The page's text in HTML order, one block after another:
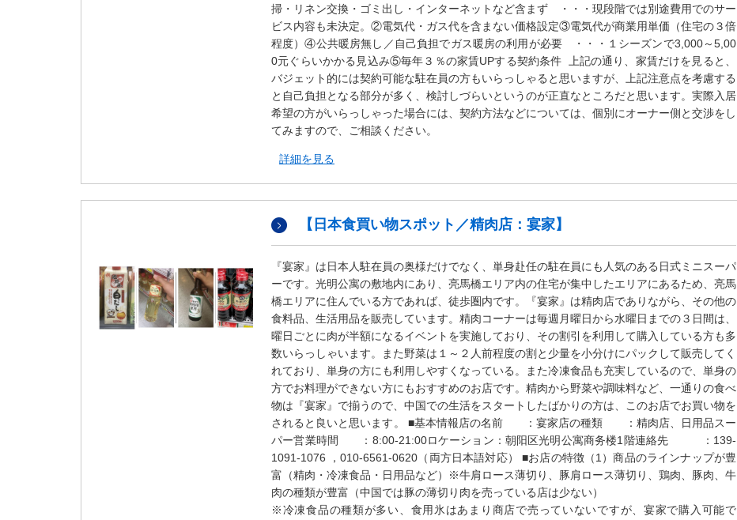
掃・リネン交換・ゴミ出し・インターネットなど含まず ・・・現段階では別途費用でのサー
ビス内容も未決定。②電気代・ガス代を含まない価格設定③電気代が商業用単価（住宅の３倍
程度）④公共暖房無し／自己負担でガス暖房の利用が必要 ・・・１シーズンで3,000～5,00
0元ぐらいかかる見込み⑤毎年３％の家賃UPする契約条件 上記の通り、家賃だけを見ると、
バジェット的には契約可能な駐在員の方もいらっしゃると思いますが、上記注意点を考慮する
と自己負担となる部分が多く、検討しづらいというのが正直なところだと思います。実際入居
希望の方がいらっしゃった場合には、契約方法などについては、個別にオーナー側と交渉をし
てみますので、ご相談ください。
詳細を見る
【日本食買い物スポット／精肉店：宴家】
『宴家』は日本人駐在員の奥様だけでなく、単身赴任の駐在員にも人気のある日式ミニスーパ
ーです。光明公寓の敷地内にあり、亮馬橋エリア内の住宅が集中したエリアにあるため、亮馬
橋エリアに住んでいる方であれば、徒歩圏内です。『宴家』は精肉店でありながら、その他の
食料品、生活用品を販売しています。精肉コーナーは毎週月曜日から水曜日までの３日間は、
曜日ごとに肉が半額になるイベントを実施しており、その割引を利用して購入している方も多
数いらっしゃいます。また野菜は１～２人前程度の割と少量を小分けにパックして販売してく
れており、単身の方にも利用しやすくなっている。また冷凍食品も充実しているので、単身の
方でお料理ができない方にもおすすめのお店です。精肉から野菜や調味料など、一通りの食べ
物は『宴家』で揃うので、中国での生活をスタートしたばかりの方は、このお店でお買い物を
されると良いと思います。 ■基本情報店の名前 ：宴家店の種類 ：精肉店、日用品スー
パー営業時間 ：8:00-21:00ロケーション：朝阳区光明公寓商务楼1階連絡先 ：139-
1091-1076 ，010-6561-0620（両方日本語対応） ■お店の特徴（1）商品のラインナップが豊
富（精肉・冷凍食品・日用品など）※牛肩ロース薄切り、豚肩ロース薄切り、鶏肉、豚肉、牛
肉の種類が豊富（中国では豚の薄切り肉を売っている店は少ない）
※冷凍食品の種類が多い、食用氷はあまり商店で売っていないですが、宴家で購入可能で